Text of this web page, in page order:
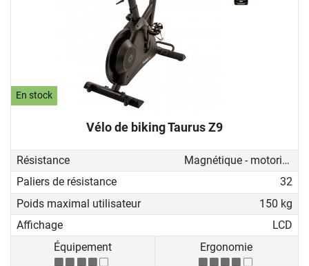
En stock
Vélo de biking Taurus Z9
Résistance
Magnétique - motorisé
Paliers de résistance
32
Poids maximal utilisateur
150 kg
Affichage
LCD
Équipement
Ergonomie